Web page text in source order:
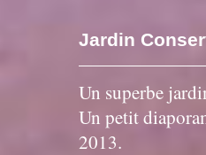
Jardin
Un superbe
Un petit
2013.